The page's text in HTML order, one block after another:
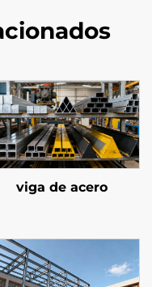
viga de acero